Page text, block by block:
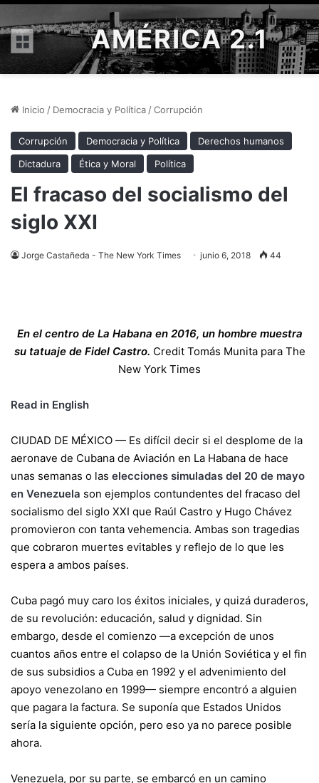
Menú AMÉRICA 2.1
Inicio / Democracia y Política /Corrupción
Corrupción Democracia y Política
Derechos humanos
Dictadura
Ética y Moral Política
El fracaso del socialismo del
siglo XXI
Jorge Castañeda - The New York Times junio 6, 2018 44
En el centro de La Habana en 2016, un hombre muestra
su tatuaje de Fidel Castro. Credit Tomás Munita para The
New York Times
Read in English
CIUDAD DE MÉXICO — Es difícil decir si el desplome de la
aeronave de Cubana de Aviación en La Habana de hace
unas semanas o las elecciones simuladas del 20 de mayo
en Venezuela son ejemplos contundentes del fracaso del
socialismo del siglo XXI que Raúl Castro y Hugo Chávez
promovieron con tanta vehemencia. Ambas son tragedias
que cobraron muertes evitables y reflejo de lo que les
espera a ambos países.
Cuba pagó muy caro los éxitos iniciales, y quizá duraderos,
de su revolución: educación, salud y dignidad. Sin
embargo, desde el comienzo —a excepción de unos
cuantos años entre el colapso de la Unión Soviética y el fin
de sus subsidios a Cuba en 1992 y el advenimiento del
apoyo venezolano en 1999— siempre encontró a alguien
que pagara la factura. Se suponía que Estados Unidos
sería la siguiente opción, pero eso ya no parece posible
ahora.
Venezuela, por su parte, se embarcó en un camino